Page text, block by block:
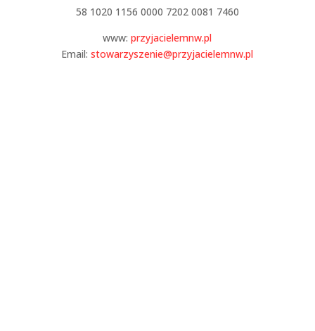
58 1020 1156 0000 7202 0081 7460
www:przyjacielemnw.pl
Email:stowarzyszenie@przyjacielemnw.pl